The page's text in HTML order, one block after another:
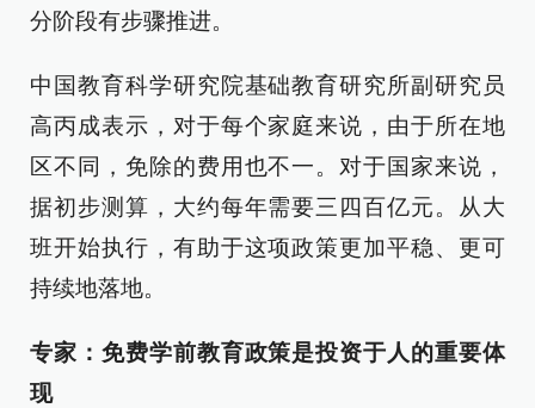
分阶段有步骤推进。
中国教育科学研究院基础教育研究所副研究员
高丙成表示，对于每个家庭来说，由于所在地
区不同，免除的费用也不一。对于国家来说，
据初步测算，大约每年需要三四百亿元。从大
班开始执行，有助于这项政策更加平稳、更可
持续地落地。
专家：免费学前教育政策是投资于人的重要体
现